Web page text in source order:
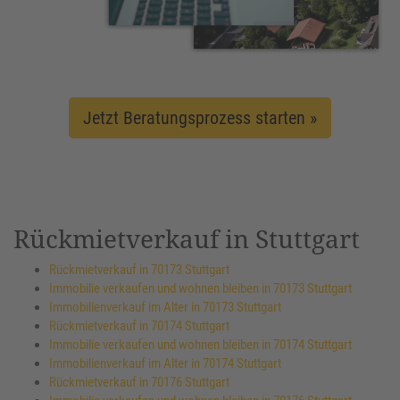
Jetzt Beratungsprozess starten »
Rückmietverkauf in Stuttgart
Rückmietverkauf in 70173 Stuttgart
Immobilie verkaufen und wohnen bleiben in 70173 Stuttgart
Immobilienverkauf im Alter in 70173 Stuttgart
Rückmietverkauf in 70174 Stuttgart
Immobilie verkaufen und wohnen bleiben in 70174 Stuttgart
Immobilienverkauf im Alter in 70174 Stuttgart
Rückmietverkauf in 70176 Stuttgart